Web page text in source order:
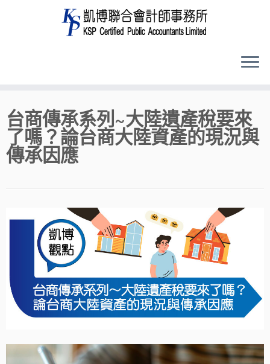
to
content
台商傳承系列~大陸遺產稅要來
了嗎？論台商大陸資產的現況與
傳承因應